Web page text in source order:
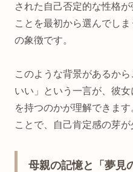
された自己否定的な性格
ことを最初から選んでし
の象徴です。
このような背景があるか
いい」という一言が、彼
を持つのかが理解できま
ことで、自己肯定感の芽が
母親の記憶と「夢見